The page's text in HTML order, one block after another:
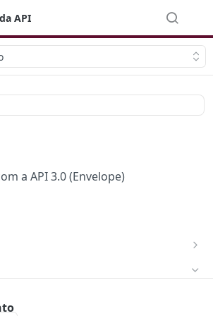
API
a API 3.0 (Envelope)
de Negócio